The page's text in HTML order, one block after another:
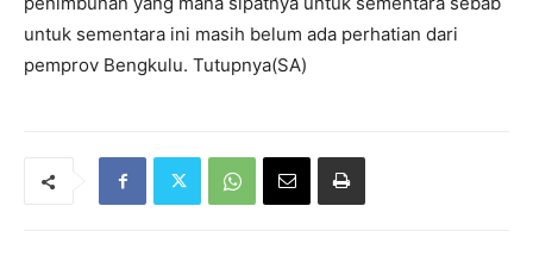
untuk sementara ini masih belum ada perhatian dari
pemprov Bengkulu. Tutupnya(SA)